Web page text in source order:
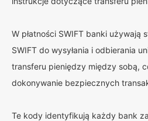
W płatności SWIFT banki używają
SWIFT do wysyłania i odbierania
transferu pieniędzy między sobą,
dokonywanie bezpiecznych
Te kody identyfikują każdy bank